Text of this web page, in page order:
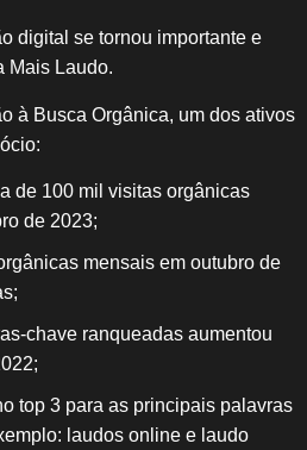
digital se tornou importante e
Mais Laudo.
à Busca Orgânica, um dos ativos
de 100 mil visitas orgânicas
de 2023;
mensais em outubro de
chave ranqueadas aumentou
top 3 para as principais palavras
laudos online e laudo